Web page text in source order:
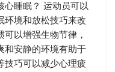
心睡眠？ 运动员可以
环境和放松技巧来改
以增强生物节律，
和安静的环境有助于
技巧可以减少心理疲